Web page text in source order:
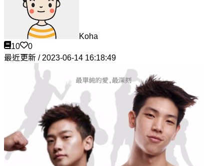
Koha
10
0
最近更新 / 2023-06-14 16:18:49